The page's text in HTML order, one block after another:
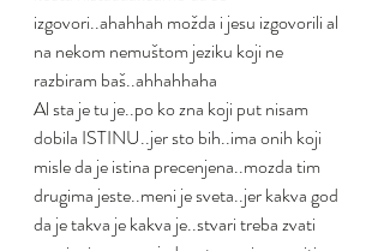
izgovori..ahahhah možda i jesu izgovorili al
na nekom nemuštom jeziku koji ne
razbiram baš..ahhahhaha
Al sta je tu je..po ko zna koji put nisam
dobila ISTINU..jer sto bih..ima onih koji
misle da je istina precenjena..mozda tim
drugima jeste..meni je sveta..jer kakva god
da je takva je kakva je..stvari treba zvati